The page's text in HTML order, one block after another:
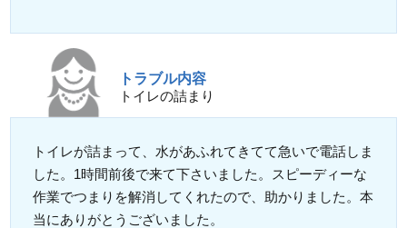
トラブル内容
トイレの詰まり
トイレが詰まって、水があふれてきてて急いで電話しま
した。1時間前後で来て下さいました。スピーディーな
作業でつまりを解消してくれたので、助かりました。本
当にありがとうございました。